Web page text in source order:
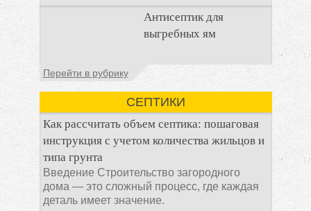
Очистка
канализационного
стока или выгребной
Антисептик для
выгребных ям
Общие сведения об
антисептиках
Антисептик для
выгребных ям – это
специальные
Перейти в рубрику
СЕПТИКИ
Как рассчитать объем септика: пошаговая
инструкция с учетом количества жильцов и
типа грунта
Введение Строительство загородного
дома — это сложный процесс, где каждая
деталь имеет значение.